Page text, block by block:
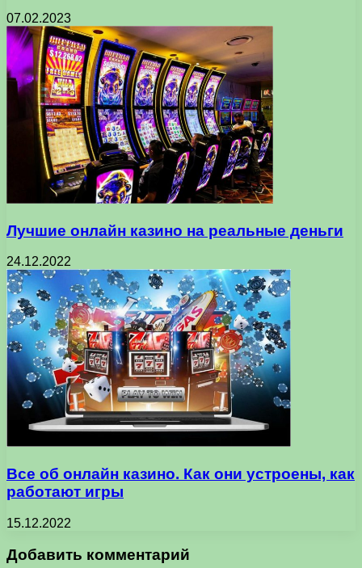
07.02.2023
Лучшие онлайн казино на реальные деньги
24.12.2022
Все об онлайн казино. Как они устроены, как
работают игры
15.12.2022
Добавить комментарий